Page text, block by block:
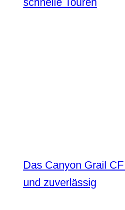
Das Canyon Grail
und zuverlässig